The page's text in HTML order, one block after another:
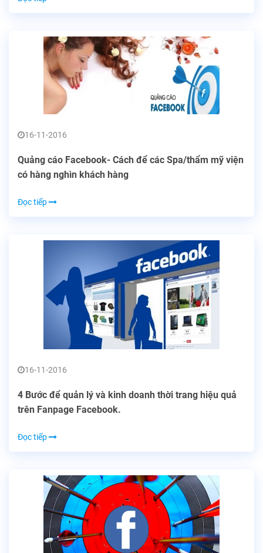
16-11-2016
Quảng cáo Facebook- Cách để các Spa/thẩm mỹ viện
có hàng nghìn khách hàng
Đọc tiếp
16-11-2016
4 Bước để quản lý và kinh doanh thời trang hiệu quả
trên Fanpage Facebook.
Đọc tiếp